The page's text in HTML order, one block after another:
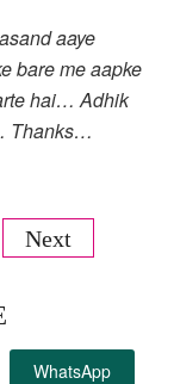
aaye
bare me aapke
hai… Adhik
Thanks…
WhatsApp